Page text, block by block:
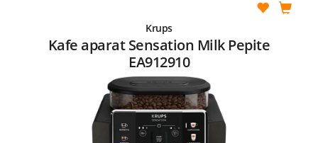
Krups
Kafe aparat Sensation Milk Pepite
EA912910